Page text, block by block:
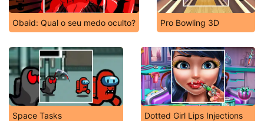
Obaid: Qual o seu medo oculto? Pro Bowling 3D
Space Tasks Dotted Girl Lips Injections